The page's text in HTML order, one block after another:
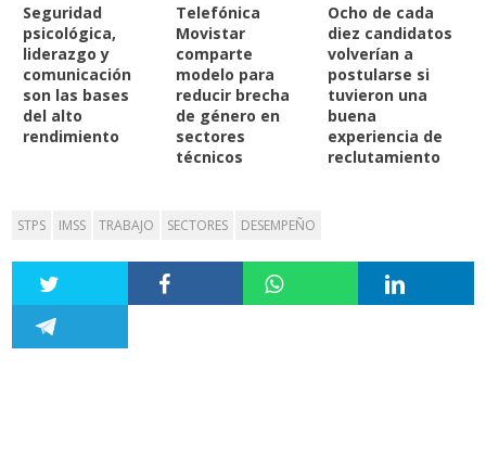
Seguridad
psicológica,
liderazgo y
comunicación
son las bases
del alto
rendimiento
Telefónica
Movistar
comparte
modelo para
reducir brecha
de género en
sectores
técnicos
Ocho de cada
diez candidatos
volverían a
postularse si
tuvieron una
buena
experiencia de
reclutamiento
STPS IMSS TRABAJO SECTORES DESEMPEÑO